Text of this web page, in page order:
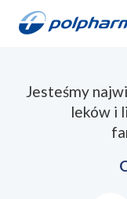
Jesteśmy
leków i